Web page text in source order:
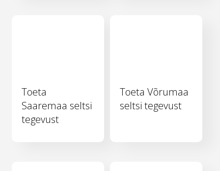
Toeta
Saaremaa seltsi
tegevust
Toeta Võrumaa
seltsi tegevust